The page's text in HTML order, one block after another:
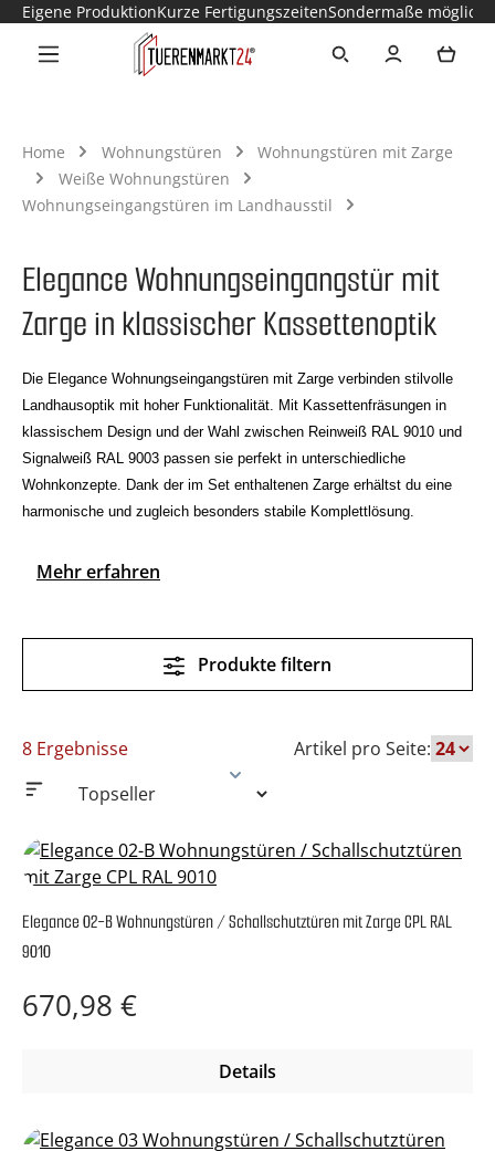
Zum Hauptinhalt springen
Eigene ProduktionKurze FertigungszeitenSondermaße möglich
Home Wohnungstüren
Wohnungstüren mit Zarge
Weiße Wohnungstüren
Wohnungseingangstüren im Landhausstil
Elegance Wohnungseingangstür mit
Zarge in klassischer Kassettenoptik
Die Elegance Wohnungseingangstüren mit Zarge verbinden stilvolle
Landhausoptik mit hoher Funktionalität. Mit Kassettenfräsungen in
klassischem Design und der Wahl zwischen Reinweiß RAL 9010 und
Signalweiß RAL 9003 passen sie perfekt in unterschiedliche
Wohnkonzepte. Dank der im Set enthaltenen Zarge erhältst du eine
harmonische und zugleich besonders stabile Komplettlösung.
Mehr erfahren
Produkte filtern
8 Ergebnisse Artikel pro Seite:
Elegance 02-B Wohnungstüren / Schallschutztüren mit Zarge CPL RAL
9010
Regulärer Preis:
670,98 €
Details